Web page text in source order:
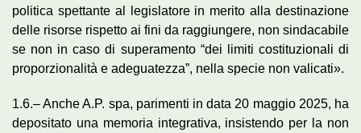
politica spettante al legislatore in merito alla destinazione
delle risorse rispetto ai fini da raggiungere, non sindacabile
se non in caso di superamento “dei limiti costituzionali di
proporzionalità e adeguatezza”, nella specie non valicati».
1.6.– Anche A.P. spa, parimenti in data 20 maggio 2025, ha
depositato una memoria integrativa, insistendo per la non